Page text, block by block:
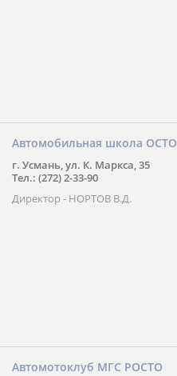
Автомобильная школа ОСТО
г. Усмань, ул. К. Маркса, 35
Тел.: (272) 2-33-90
Директор - НОРТОВ В.Д.
Автомотоклуб МГС РОСТО